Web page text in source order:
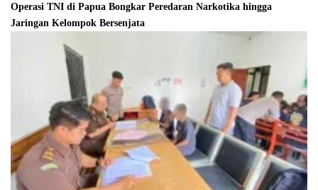
Operasi TNI di Papua Bongkar Peredaran Narkotika hingga
Jaringan Kelompok Bersenjata